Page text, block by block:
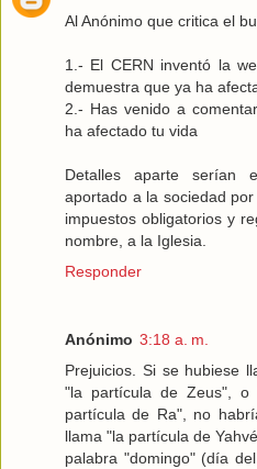
Al Anónimo que critica el
1.- El CERN inventó la
demuestra que ya ha
2.- Has venido a
ha afectado tu vida
Detalles aparte serían
aportado a la sociedad
impuestos obligatorios y
nombre, a la Iglesia.
Responder
Anónimo 3:18 a. m.
Prejuicios. Si se hubiese
"la partícula de Zeus",
partícula de Ra", no
llama "la partícula de
palabra "domingo" (día